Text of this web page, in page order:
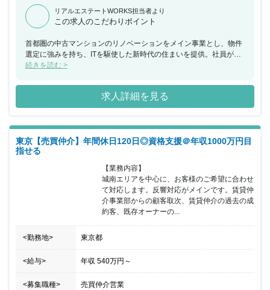
リアルエステートWORKS担当者より
この求人のこだわりポイント
首都圏の中古マンションのリノベーションをメイン事業とし、物件
選定に強みを持ち、ITを駆使した新時代の住まいを提供。社員がイ
キイキと働くことができ、成⻑を促進できるような、独自のユニー
物件での反響により安定的な新規顧客獲得ができているのが
MUSUBUの強みです。自社物件の場合、同社が売主のため、顧客
の仲介手数料はゼロ円!また最大10年間の設備保証をつけています!
切る環境です。 【部⻑メッセージ】 顧客のために何が最適か?そん
な議論が毎日なされているのが、MUSUBUの職場です!仲介・内装
事業部はその最前線でお客様対応にあたるチームとして、メンバー
全員が顧客満足を最優先に考えた行動が出来るチームを作っていき
たいです!チャレンジ精神を持って、自ら課題を考え、能動的に行動
し、発信し、会社をより良い方向に変えていく事が出来る人財と一
緒に働きたいです!大手の看板が無くてもどれくらい自分は出来るの
か、自分の営業力を試したい方はぜひ!
続きを読む >
求人詳細を見る
東京【売買仲介】年間休日120日◎資格支援＠年収1000万円目
指せる
【業務内容】
城南エリアを中心に、お客様のご希望に合わせ
て対応します。反響対応がメインです。賃貸仲
介事業部からの顧客取次、賃貸仲介の過去の成
約客、既存オーナーの...
<勤務地> 東京都
<給与> 年収 540万円 ～
<募集職種> 売買仲介営業